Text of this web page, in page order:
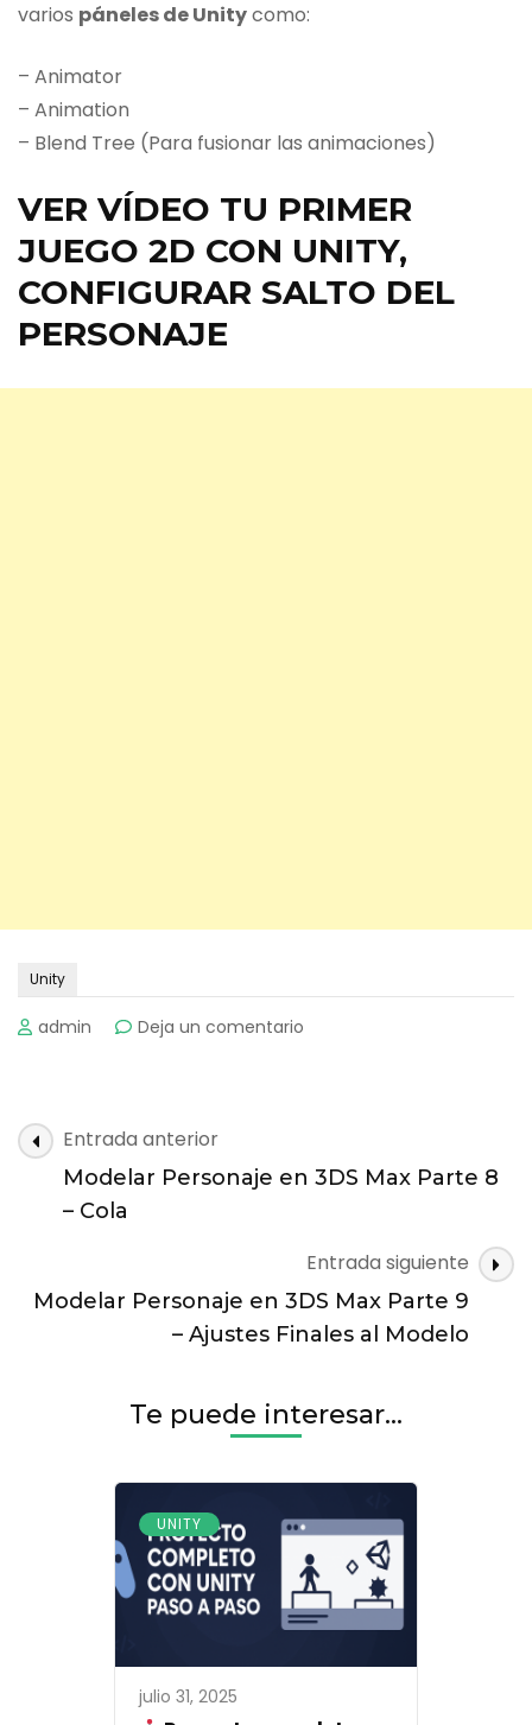
varios páneles de Unitycomo:
– Animator
– Animation
– Blend Tree (Para fusionar las animaciones)
VER VÍDEO TU PRIMER
JUEGO 2D CON UNITY,
CONFIGURAR SALTO DEL
PERSONAJE
Unity
admin Deja un comentario
Unity
–
Configurar
Salto
del
Navegación
de
entradas
Entrada anterior
Modelar Personaje en 3DS Max Parte 8
– Cola
Entrada siguiente
Modelar Personaje en 3DS Max Parte 9
– Ajustes Finales al Modelo
Te puede interesar...
UNITY
julio 31, 2025